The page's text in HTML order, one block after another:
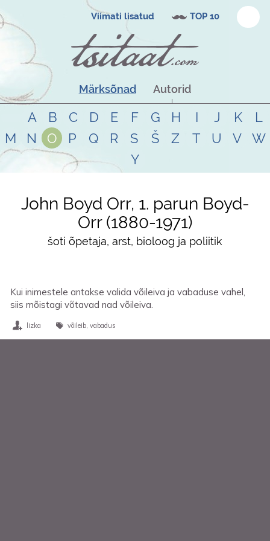
Viimati lisatud TOP 10
Märksõnad Autorid
A B C D E F G H I J K
L
M
N O P Q R S Š Z T U V
W
Y
John Boyd Orr, 1. parun Boyd-
Orr 1880-1971
šoti õpetaja, arst, bioloog ja poliitik
Kui inimestele antakse valida võileiva ja vabaduse vahel,
siis mõistagi võtavad nad võileiva.
lizka võileib vabadus